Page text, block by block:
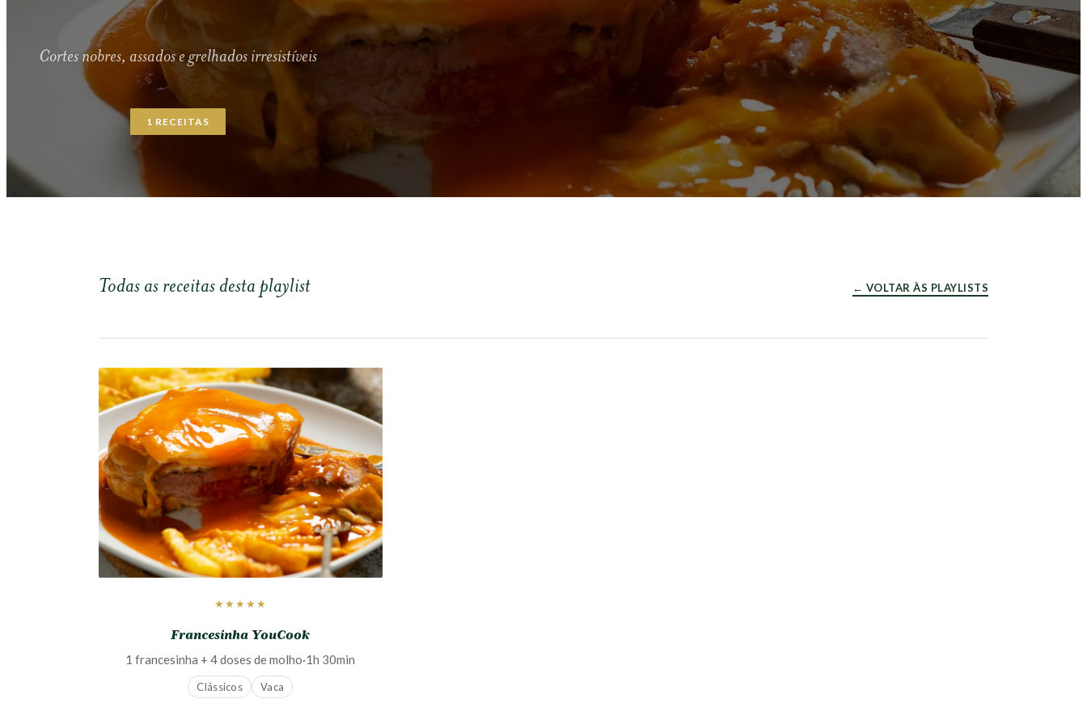
Cortes nobres, assados e grelhados irresistíveis
1 RECEITAS
Todas as receitas desta playlist ← VOLTAR ÀS PLAYLISTS
★★★★★
Francesinha YouCook
1 francesinha + 4 doses de molho·1h 30min
Clássicos Vaca